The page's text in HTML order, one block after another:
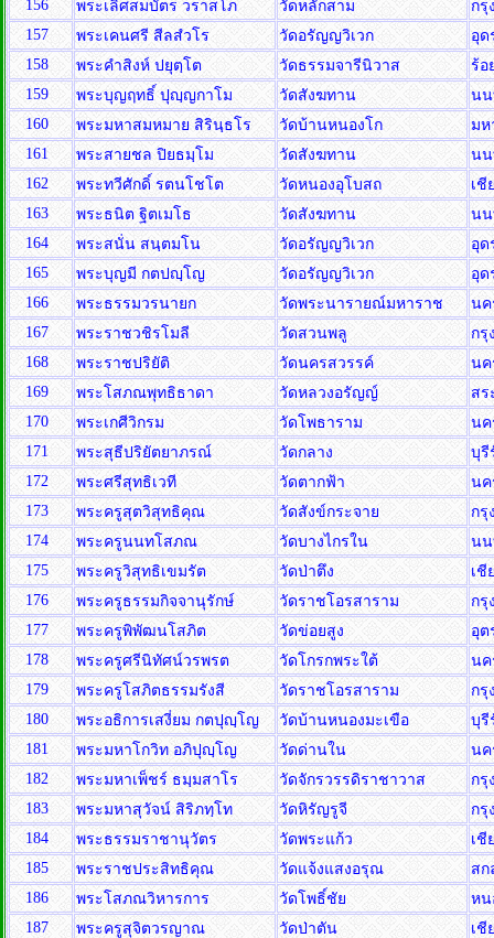
156 พระเลิศสมบัตร วราสโภ วัดหลักสาม
กรุ
157
พระเคนศรี สีลสํวโร วัดอรัญญวิเวก
อุ
158
พระคำสิงห์ ปยุตฺโต วัดธรรมจารีนิวาส
ร้อ
159
พระบุญฤทธิ์ ปุญฺญกาโม วัดสังฆทาน
น
160
พระมหาสมหมาย สิรินฺธโร วัดบ้านหนองโก
มห
161
พระสายชล ปิยธมฺโม วัดสังฆทาน
น
162
พระทวีศักดิ์ รตนโชโต วัดหนองอุโบสถ
เชี
163
พระธนิต ฐิตเมโธ วัดสังฆทาน
น
164
พระสนั่น สนฺตมโน วัดอรัญญวิเวก
อุ
165
พระบุญมี กตปญฺโญ วัดอรัญญวิเวก
อุ
166
พระธรรมวรนายก วัดพระนารายณ์มหาราช
นค
167
พระราชวชิรโมลี วัดสวนพลู
กรุ
168
พระราชปริยัติ วัดนครสวรรค์
นค
169
พระโสภณพุทธิธาดา วัดหลวงอรัญญ์
สร
170
พระเกศีวิกรม วัดโพธาราม
นค
171
พระสุธีปริยัตยาภรณ์ วัดกลาง
บุรี
172
พระศรีสุทธิเวที วัดตากฟ้า
นค
173
พระครูสุตวิสุทธิคุณ วัดสังข์กระจาย
กรุ
174
พระครูนนทโสภณ วัดบางไกรใน
น
175
พระครูวิสุทธิเขมรัต วัดป่าตึง
เชี
176
พระครูธรรมกิจจานุรักษ์ วัดราชโอรสาราม
กรุ
177
พระครูพิพัฒนโสภิต วัดข่อยสูง
อุ
178
พระครูศรีนิทัศน์วรพรต วัดโกรกพระใต้
นค
179
พระครูโสภิตธรรมรังสี วัดราชโอรสาราม
กรุ
180
พระอธิการเสงี่ยม กตปุญฺโญ วัดบ้านหนองมะเขือ
บุรี
181
พระมหาโกวิท อภิปุญฺโญ วัดด่านใน
นค
182
พระมหาเพ็ชร์ ธมฺมสาโร วัดจักรวรรดิราชาวาส
กรุ
183
พระมหาสุวัจน์ สิริภทฺโท วัดหิรัญรูจี
กรุ
184
พระธรรมราชานุวัตร วัดพระแก้ว
เชี
185
พระราชประสิทธิคุณ วัดแจ้งแสงอรุณ
ส
186
พระโสภณวิหารการ วัดโพธิ์ชัย
หน
187
พระครูสุจิตวรญาณ วัดป่าตัน
เชี